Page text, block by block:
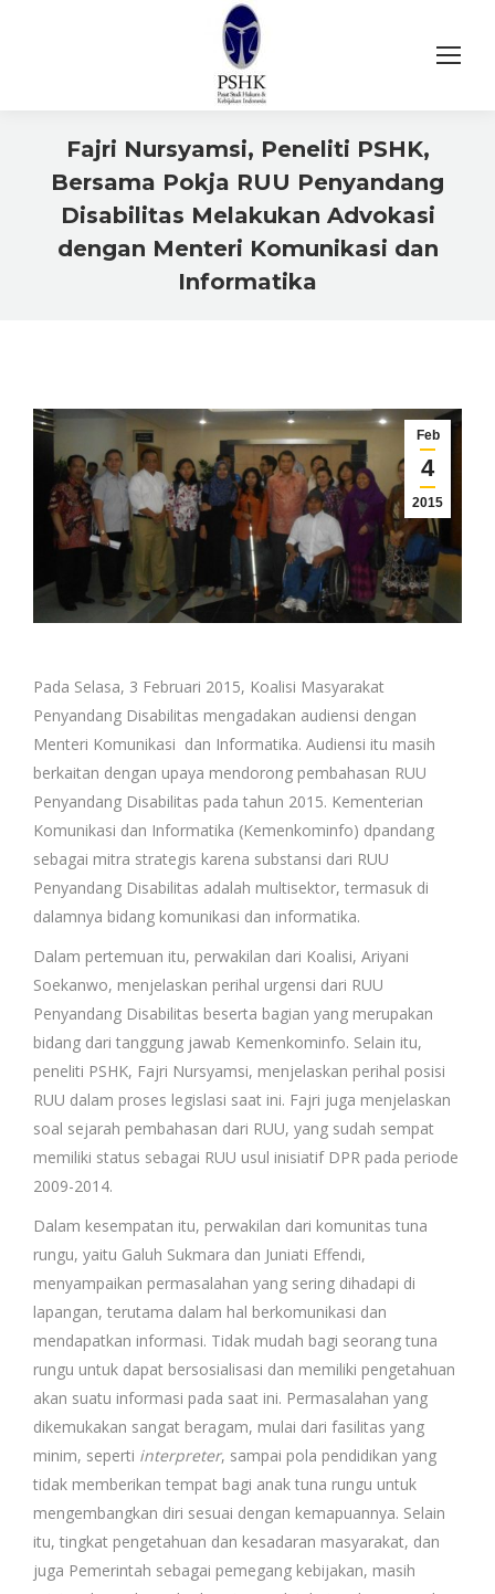
Fajri Nursyamsi, Peneliti PSHK,
Bersama Pokja RUU Penyandang
Disabilitas Melakukan Advokasi
dengan Menteri Komunikasi dan
Informatika
Feb
4
2015
Pada Selasa, 3 Februari 2015, Koalisi Masyarakat
Penyandang Disabilitas mengadakan audiensi dengan
Menteri Komunikasi dan Informatika. Audiensi itu masih
berkaitan dengan upaya mendorong pembahasan RUU
Penyandang Disabilitas pada tahun 2015. Kementerian
Komunikasi dan Informatika (Kemenkominfo) dpandang
sebagai mitra strategis karena substansi dari RUU
Penyandang Disabilitas adalah multisektor, termasuk di
dalamnya bidang komunikasi dan informatika.
Dalam pertemuan itu, perwakilan dari Koalisi, Ariyani
Soekanwo, menjelaskan perihal urgensi dari RUU
Penyandang Disabilitas beserta bagian yang merupakan
bidang dari tanggung jawab Kemenkominfo. Selain itu,
peneliti PSHK, Fajri Nursyamsi, menjelaskan perihal posisi
RUU dalam proses legislasi saat ini. Fajri juga menjelaskan
soal sejarah pembahasan dari RUU, yang sudah sempat
memiliki status sebagai RUU usul inisiatif DPR pada periode
2009-2014.
Dalam kesempatan itu, perwakilan dari komunitas tuna
rungu, yaitu Galuh Sukmara dan Juniati Effendi,
menyampaikan permasalahan yang sering dihadapi di
lapangan, terutama dalam hal berkomunikasi dan
mendapatkan informasi. Tidak mudah bagi seorang tuna
rungu untuk dapat bersosialisasi dan memiliki pengetahuan
akan suatu informasi pada saat ini. Permasalahan yang
dikemukakan sangat beragam, mulai dari fasilitas yang
minim, seperti interpreter, sampai pola pendidikan yang
tidak memberikan tempat bagi anak tuna rungu untuk
mengembangkan diri sesuai dengan kemapuannya. Selain
itu, tingkat pengetahuan dan kesadaran masyarakat, dan
juga Pemerintah sebagai pemegang kebijakan, masih